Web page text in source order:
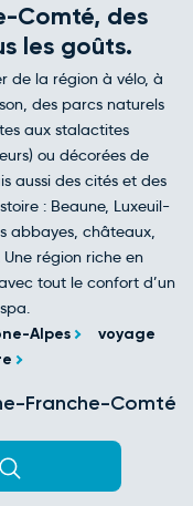
Comté, des
les goûts.
de la région à vélo, à
des parcs naturels
aux stalactites
ou décorées de
aussi des cités et des
: Beaune, Luxeuil-
abbayes, châteaux,
région riche en
tout le confort d’un
Alpes
voyage
Franche-Comté